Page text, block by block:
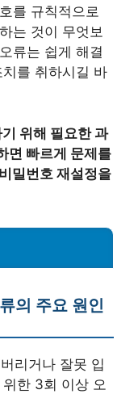
를 규칙적으로
는 것이 무엇보
류는 쉽게 해결
를 취하시길 바
위해 필요한 과
면 빠르게 문제를
밀번호 재설정을
의 주요 원인
리거나 잘못 입
한 3회 이상 오